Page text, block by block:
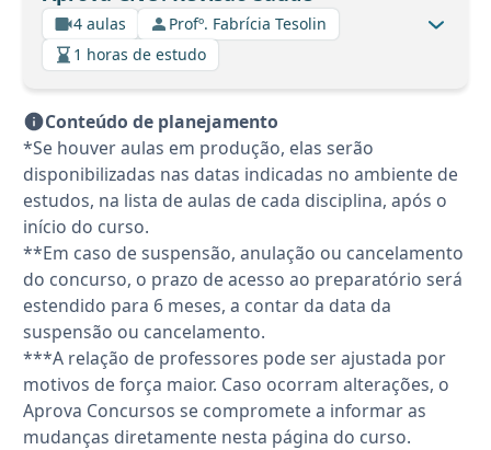
4 aulas
Profº. Fabrícia Tesolin
1 horas de estudo
Conteúdo de planejamento
*Se houver aulas em produção, elas serão
disponibilizadas nas datas indicadas no ambiente de
estudos, na lista de aulas de cada disciplina, após o
início do curso.
**Em caso de suspensão, anulação ou cancelamento
do concurso, o prazo de acesso ao preparatório será
estendido para 6 meses, a contar da data da
suspensão ou cancelamento.
***A relação de professores pode ser ajustada por
motivos de força maior. Caso ocorram alterações, o
Aprova Concursos se compromete a informar as
mudanças diretamente nesta página do curso.